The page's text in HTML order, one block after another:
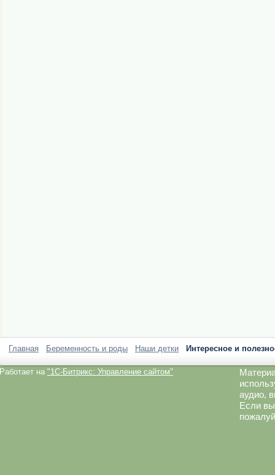
Главная Беременность и роды Наши детки Интересное и
Работает на "1C-Битрикс: Управление сайтом"
аудио,
Если вы